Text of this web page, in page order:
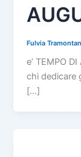
Fulvia
e’ TEMPO
chi dedicare
[…]